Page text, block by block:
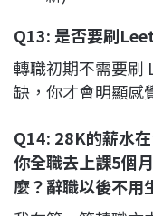
Q13: 是否要刷
轉職初期不需要刷
缺，你才會明顯感
Q14: 28K的薪水
你全職去上課5個
麼？辭職以後不用